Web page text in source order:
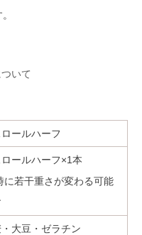
いて
ールハーフ
ールハーフ×1本
若干重さが変わる可能
大豆・ゼラチン